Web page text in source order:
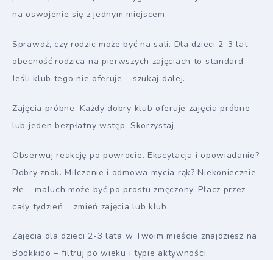
na oswojenie się z jednym miejscem.
Sprawdź, czy rodzic może być na sali. Dla dzieci 2-3 lat
obecność rodzica na pierwszych zajęciach to standard.
Jeśli klub tego nie oferuje – szukaj dalej.
Zajęcia próbne. Każdy dobry klub oferuje zajęcia próbne
lub jeden bezpłatny wstęp. Skorzystaj.
Obserwuj reakcję po powrocie. Ekscytacja i opowiadanie?
Dobry znak. Milczenie i odmowa mycia rąk? Niekoniecznie
złe – maluch może być po prostu zmęczony. Płacz przez
cały tydzień = zmień zajęcia lub klub.
Zajęcia dla dzieci 2-3 lata w Twoim mieście znajdziesz na
Bookkido – filtruj po wieku i typie aktywności.